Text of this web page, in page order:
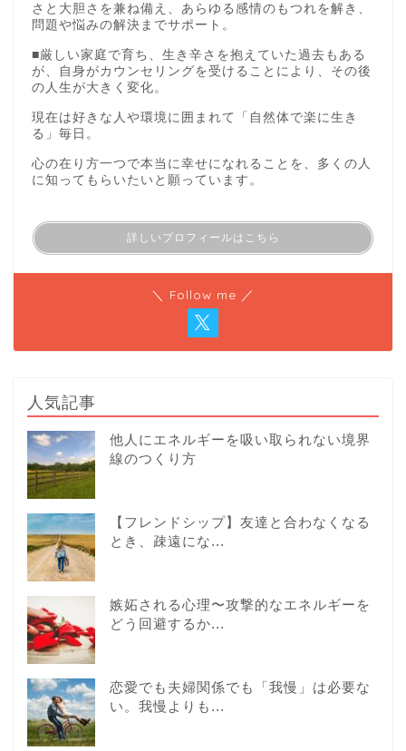
さと大胆さを兼ね備え、あらゆる感情のもつれを解き、
問題や悩みの解決までサポート。
■厳しい家庭で育ち、生き辛さを抱えていた過去もある
が、自身がカウンセリングを受けることにより、その後
の人生が大きく変化。
現在は好きな人や環境に囲まれて「自然体で楽に生き
る」毎日。
心の在り方一つで本当に幸せになれることを、多くの人
に知ってもらいたいと願っています。
詳しいプロフィールはこちら
＼ Follow me ／
人気記事
他人にエネルギーを吸い取られない境界
線のつくり方
【フレンドシップ】友達と合わなくなる
とき、疎遠にな...
嫉妬される心理〜攻撃的なエネルギーを
どう回避するか...
恋愛でも夫婦関係でも「我慢」は必要な
い。我慢よりも...